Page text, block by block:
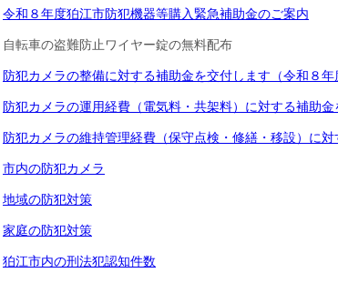
令和８年度狛江市防犯機器等購入緊急補助金のご案内
自転車の盗難防止ワイヤー錠の無料配布
防犯カメラの整備に対する補助金を交付します（令和８年
防犯カメラの運用経費（電気料・共架料）に対する補助金
防犯カメラの維持管理経費（保守点検・修繕・移設）に
市内の防犯カメラ
地域の防犯対策
家庭の防犯対策
狛江市内の刑法犯認知件数